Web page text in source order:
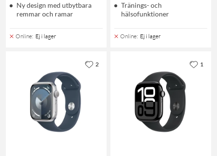
Ny design med utbytbara
remmar och ramar
Online: Ej i lager
Tränings- och
hälsofunktioner
Online: Ej i lager
2 1